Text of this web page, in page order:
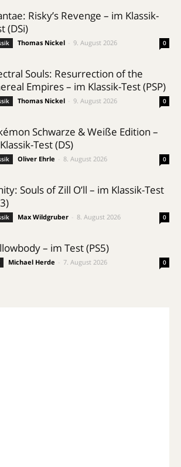
Risky’s Revenge – im Klassik-
(DSi)
Thomas Nickel 9. August 2026 0
Souls: Resurrection of the
Empires – im Klassik-Test (PSP)
Thomas Nickel 9. August 2026 0
Schwarze & Weiße Edition –
Test (DS)
Oliver Ehrle 8. August 2026 0
Souls of Zill O’ll – im Klassik-Test
Max Wildgruber 8. August 2026 0
– im Test (PS5)
Michael Herde 7. August 2026 0